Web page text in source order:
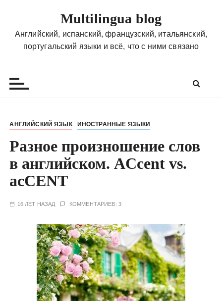
Multilingua blog
Английский, испанский, французский, итальянский,
португальский языки и всё, что с ними связано
АНГЛИЙСКИЙ ЯЗЫК ИНОСТРАННЫЕ ЯЗЫКИ
Разное произношение слов
в английском. ACcent vs.
acCENT
16 ЛЕТ НАЗАД КОММЕНТАРИЕВ: 3